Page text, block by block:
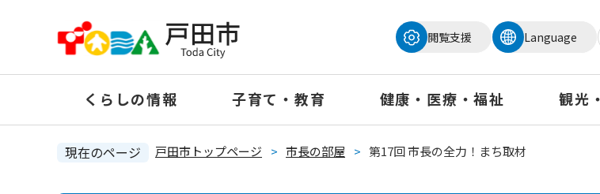
の
頭
閲覧支援
Language
くらしの情報 子育て・教育 健康・医療・福祉 観光
現在のページ 戸田市トップページ > 市長の部屋 > 第17回 市長の全力！まち取材